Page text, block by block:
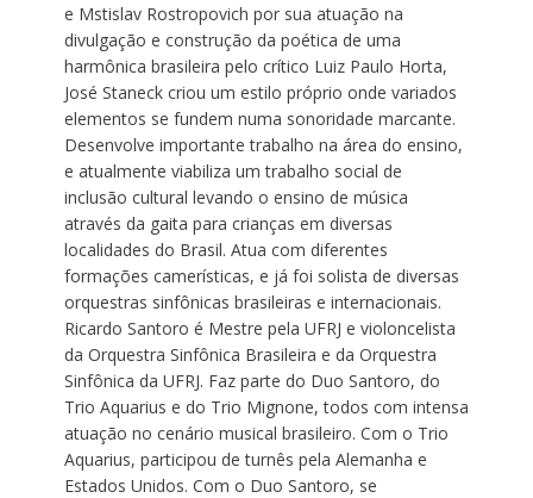
e Mstislav Rostropovich por sua atuação na
divulgação e construção da poética de uma
harmônica brasileira pelo crítico Luiz Paulo Horta,
José Staneck criou um estilo próprio onde variados
elementos se fundem numa sonoridade marcante.
Desenvolve importante trabalho na área do ensino,
e atualmente viabiliza um trabalho social de
inclusão cultural levando o ensino de música
através da gaita para crianças em diversas
localidades do Brasil. Atua com diferentes
formações camerísticas, e já foi solista de diversas
orquestras sinfônicas brasileiras e internacionais.
Ricardo Santoro é Mestre pela UFRJ e violoncelista
da Orquestra Sinfônica Brasileira e da Orquestra
Sinfônica da UFRJ. Faz parte do Duo Santoro, do
Trio Aquarius e do Trio Mignone, todos com intensa
atuação no cenário musical brasileiro. Com o Trio
Aquarius, participou de turnês pela Alemanha e
Estados Unidos. Com o Duo Santoro, se